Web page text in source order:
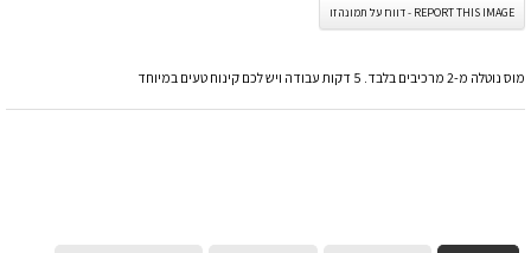
REPORT THIS IMAGE - דווח על תמונה זו
מוס נוטלה מ-2 מרכיבים בלבד. 5 דקות עבודה ויש לכם קינוח טעים במיוחד